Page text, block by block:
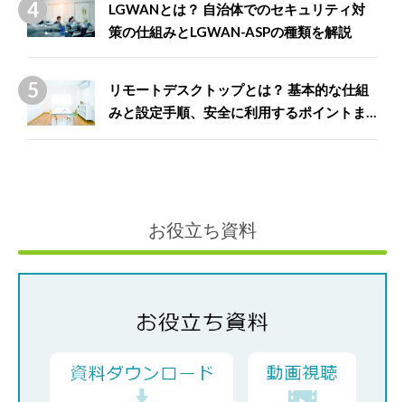
LGWANとは？ 自治体でのセキュリティ対
策の仕組みとLGWAN-ASPの種類を解説
リモートデスクトップとは？ 基本的な仕組
みと設定手順、安全に利用するポイントま
お役立ち資料